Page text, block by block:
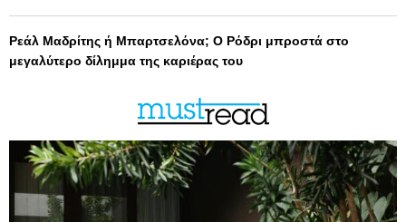
Ρεάλ Μαδρίτης ή Μπαρτσελόνα; Ο Ρόδρι μπροστά στο
μεγαλύτερο δίλημμα της καριέρας του